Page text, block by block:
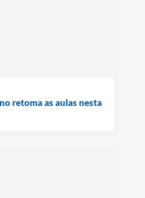
retoma as aulas nesta